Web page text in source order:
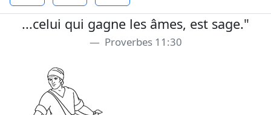
...celui qui gagne les âmes, est sage."
Proverbes 11:30